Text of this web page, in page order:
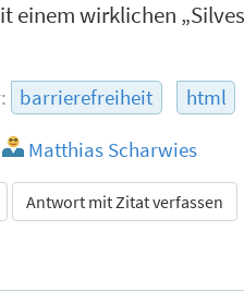
einem wirklichen
barrierefreiheit html
Matthias Scharwies
Antwort mit Zitat verfassen